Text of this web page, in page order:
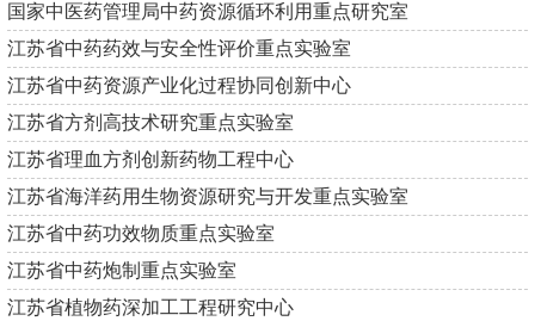
国家中医药管理局中药资源循环利用重点研究室
江苏省中药药效与安全性评价重点实验室
江苏省中药资源产业化过程协同创新中心
江苏省方剂高技术研究重点实验室
江苏省理血方剂创新药物工程中心
江苏省海洋药用生物资源研究与开发重点实验室
江苏省中药功效物质重点实验室
江苏省中药炮制重点实验室
江苏省植物药深加工工程研究中心